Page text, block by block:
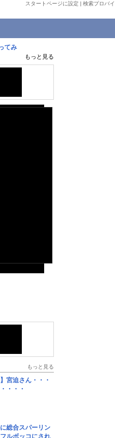
スタートページに設定 | 検索プロバ
てみ
もっと見る
もっと見る
宮迫さん・・・
・・・
総合スパーリン
ルボッコにされ